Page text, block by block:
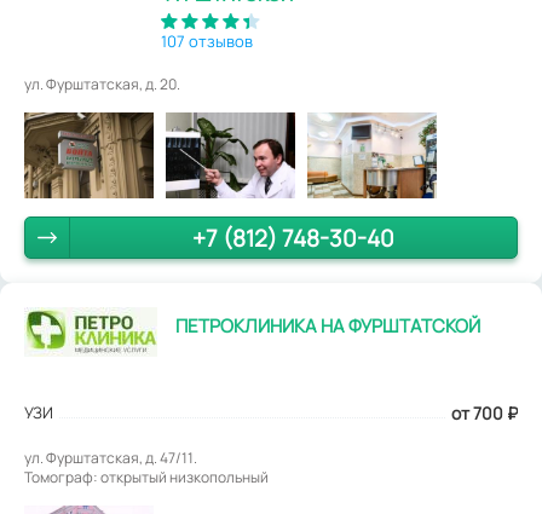
107 отзывов
ул. Фурштатская, д. 20.
+7 (812) 748-30-40
ПЕТРОКЛИНИКА НА ФУРШТАТСКОЙ
УЗИ от 700 ₽
ул. Фурштатская, д. 47/11.
Томограф: открытый низкопольный